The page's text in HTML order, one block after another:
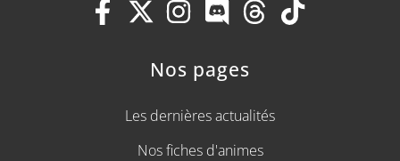
Nos pages
Les dernières actualités
Nos fiches d'animes